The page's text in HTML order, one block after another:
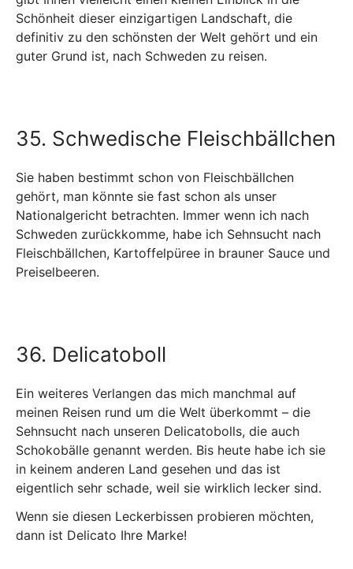
Schönheit dieser einzigartigen Landschaft, die
definitiv zu den schönsten der Welt gehört und ein
guter Grund ist, nach Schweden zu reisen.
35. Schwedische Fleischbällchen
Sie haben bestimmt schon von Fleischbällchen
gehört, man könnte sie fast schon als unser
Nationalgericht betrachten. Immer wenn ich nach
Schweden zurückkomme, habe ich Sehnsucht nach
Fleischbällchen, Kartoffelpüree in brauner Sauce und
Preiselbeeren.
36. Delicatoboll
Ein weiteres Verlangen das mich manchmal auf
meinen Reisen rund um die Welt überkommt – die
Sehnsucht nach unseren Delicatobolls, die auch
Schokobälle genannt werden. Bis heute habe ich sie
in keinem anderen Land gesehen und das ist
eigentlich sehr schade, weil sie wirklich lecker sind.
Wenn sie diesen Leckerbissen probieren möchten,
dann ist Delicato Ihre Marke!